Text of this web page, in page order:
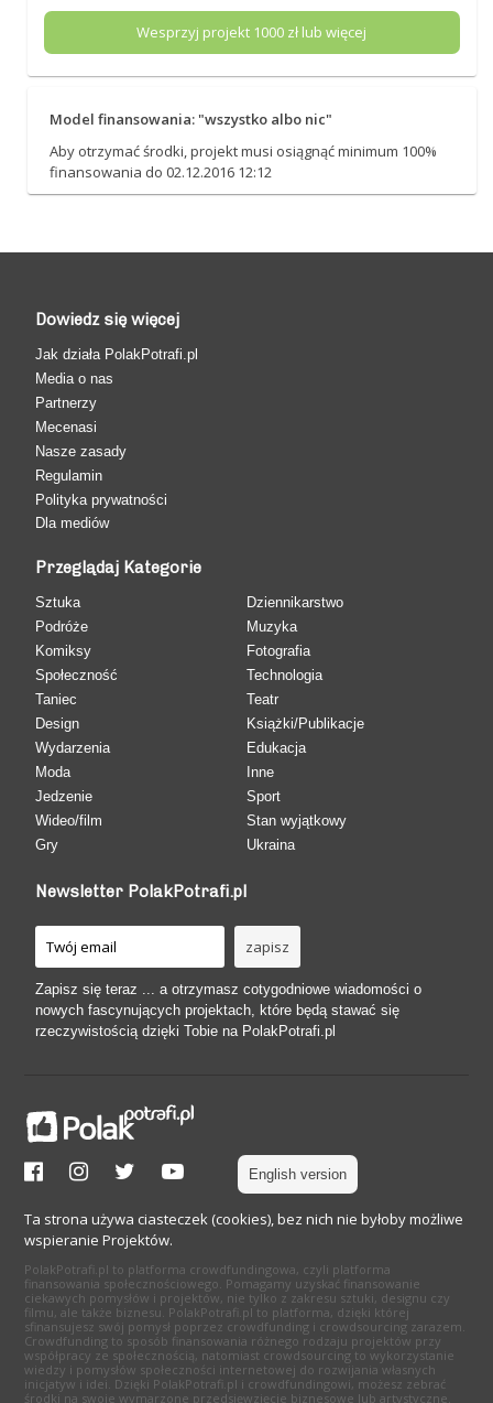
Wesprzyj projekt 1000 zł lub więcej
Model finansowania: "wszystko albo nic"
Aby otrzymać środki, projekt musi osiągnąć minimum 100%
finansowania do 02.12.2016 12:12
Dowiedz się więcej
Jak działa PolakPotrafi.pl
Media o nas
Partnerzy
Mecenasi
Nasze zasady
Regulamin
Polityka prywatności
Dla mediów
Przeglądaj Kategorie
Sztuka
Podróże
Komiksy
Społeczność
Taniec
Design
Wydarzenia
Moda
Jedzenie
Wideo/film
Gry
Dziennikarstwo
Muzyka
Fotografia
Technologia
Teatr
Książki/Publikacje
Edukacja
Inne
Sport
Stan wyjątkowy
Ukraina
Newsletter PolakPotrafi.pl
Zapisz się teraz ... a otrzymasz cotygodniowe wiadomości o
nowych fascynujących projektach, które będą stawać się
rzeczywistością dzięki Tobie na PolakPotrafi.pl
English version
Ta strona używa ciasteczek (cookies), bez nich nie byłoby możliwe
wspieranie Projektów.
PolakPotrafi.pl to platforma crowdfundingowa, czyli platforma
finansowania społecznościowego. Pomagamy uzyskać finansowanie
ciekawych pomysłów i projektów, nie tylko z zakresu sztuki, designu czy
filmu, ale także biznesu. PolakPotrafi.pl to platforma, dzięki której
sfinansujesz swój pomysł poprzez crowdfunding i crowdsourcing zarazem.
Crowdfunding to sposób finansowania różnego rodzaju projektów przy
współpracy ze społecznością, natomiast crowdsourcing to wykorzystanie
wiedzy i pomysłów społeczności internetowej do rozwijania własnych
inicjatyw i idei. Dzięki PolakPotrafi.pl i crowdfundingowi, możesz zebrać
środki na swoje wymarzone przedsięwzięcie biznesowe lub artystyczne.